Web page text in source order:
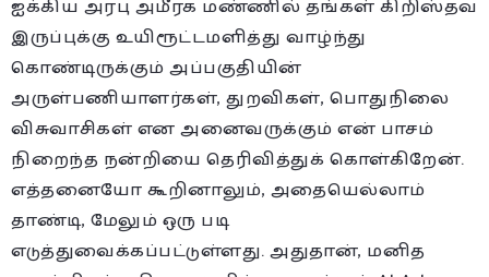
ஐக்கிய அரபு அமீரக மண்ணில் தங்கள் கிறிஸ்தவ
இருப்புக்கு உயிரூட்டமளித்து வாழ்ந்து
கொண்டிருக்கும் அப்பகுதியின்
அருள்பணியாளர்கள், துறவிகள், பொதுநிலை
விசுவாசிகள் என அனைவருக்கும் என் பாசம்
நிறைந்த நன்றியை தெரிவித்துக் கொள்கிறேன்.
எத்தனையோ கூறினாலும், அதையெல்லாம்
தாண்டி, மேலும் ஒரு படி
எடுத்துவைக்கப்பட்டுள்ளது. அதுதான், மனித